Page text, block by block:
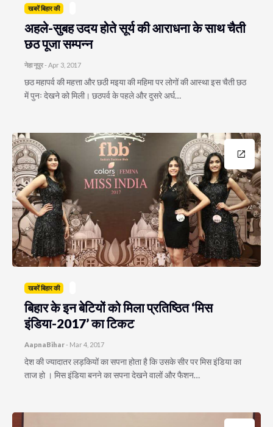
खबरें बिहार की
अहले-सुबह उदय होते सूर्य की आराधना के साथ चैती
छठ पूजा सम्पन्न
नेहा नूपुर- Apr 3, 2017
​छठ महापर्व की महत्ता और छठी मइया की महिमा पर लोगों की आस्था इस चैती छठ
में पुनः देखने को मिली। छठपर्व के पहले और दुसरे अर्घ…
खबरें बिहार की
बिहार के इन बेटियों को मिला प्रतिष्ठित ‘मिस
इंडिया-2017’ का टिकट
AapnaBihar- Mar 4, 2017
देश की ज्यादातर लड़कियों का सपना होता है कि उसके सीर पर मिस इंडिया का
ताज हो । मिस इंडिया बनने का सपना देखने वालों और फैशन…